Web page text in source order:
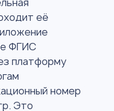
её
ФГИС
платформу
номер
Это